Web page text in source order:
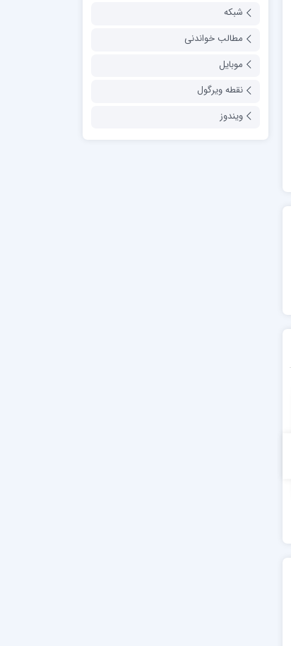
شبکه
مطالب خواندنی
موبایل
نقطه ویرگول
ویندوز